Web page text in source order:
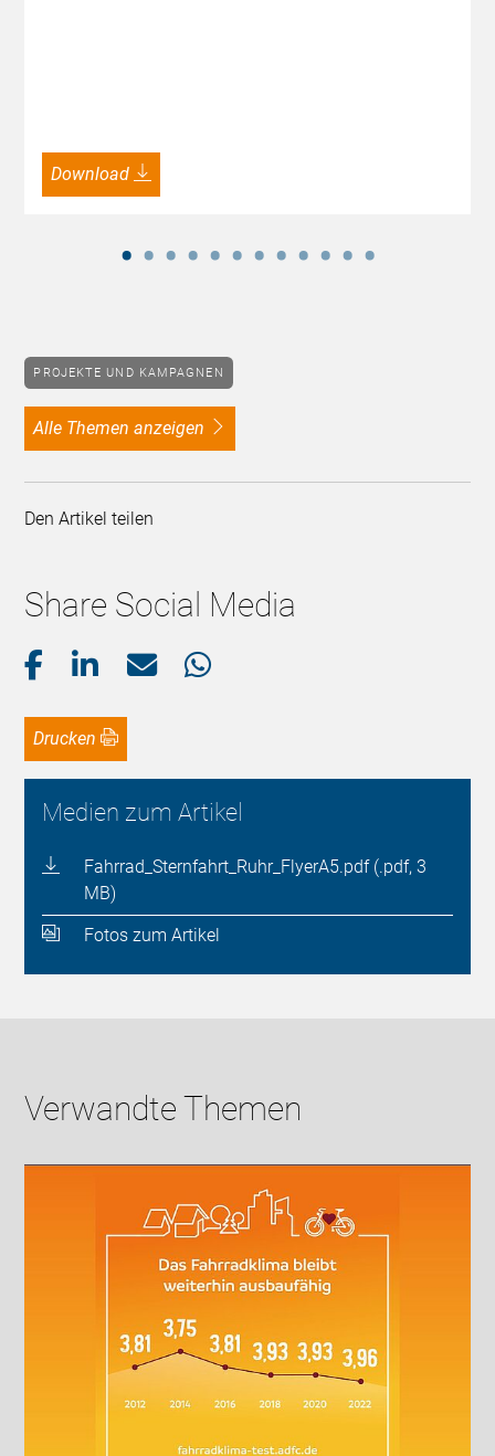
Download
PROJEKTE UND KAMPAGNEN
alle Themen anzeigen
Den Artikel teilen
Share Social Media
Drucken
Medien zum Artikel
Fahrrad_Sternfahrt_Ruhr_FlyerA5.pdf (.pdf, 3
MB)
Fotos zum Artikel
Verwandte Themen